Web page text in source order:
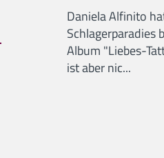
Daniela Alfinito
Schlagerparadies
Album "Liebes-
ist aber nic...